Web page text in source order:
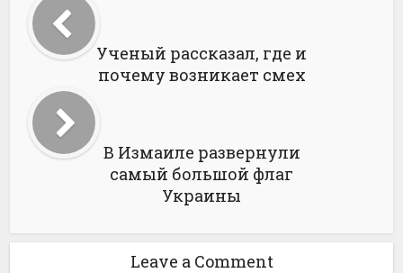
Ученый рассказал, где и
почему возникает смех
В Измаиле развернули
самый большой флаг
Украины
Leave a Comment